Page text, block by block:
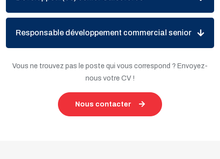
Responsable développement commercial senior
Vous ne trouvez pas le poste qui vous correspond ? Envoyez-
nous votre CV !
Nous contacter